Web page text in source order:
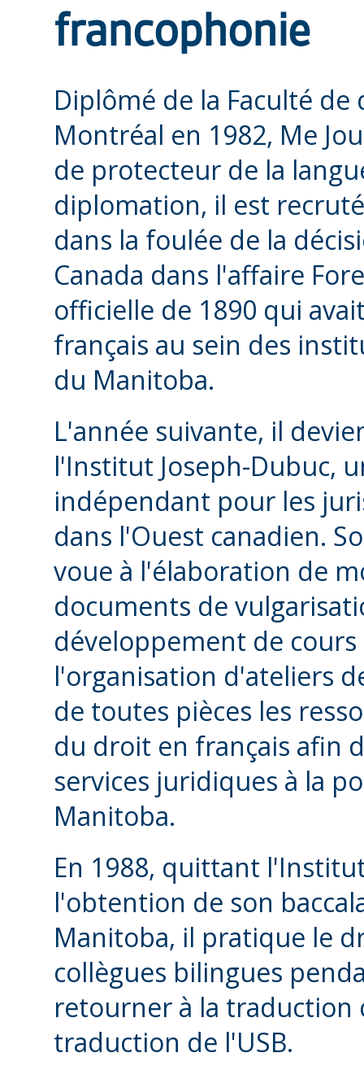
francophonie
Diplômé de la Faculté
Montréal en 1982, Me
de protecteur de la
diplomation, il est
dans la foulée de la
Canada dans l'affaire
officielle de 1890 qui
français au sein des
du Manitoba.
L'année suivante, il
l'Institut Joseph-Dubuc,
indépendant pour les
dans l'Ouest canadien.
voue à l'élaboration de
documents de
développement de
l'organisation d'ateliers
de toutes pièces les
du droit en français afin
services juridiques à la
Manitoba.
En 1988, quittant
l'obtention de son
Manitoba, il pratique le
collègues bilingues
retourner à la traduction
traduction de l'USB.